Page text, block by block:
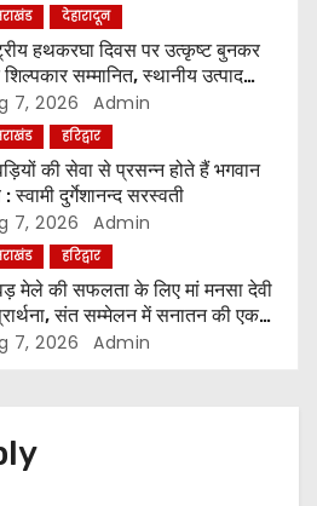
देहारादून
हथकरघा दिवस पर उत्कृष्ट बुनकर
सम्मानित, स्थानीय उत्पाद
का आह्वान
7, 2026 Admin
हरिद्वार
की सेवा से प्रसन्न होते हैं भगवान
: स्वामी दुर्गेशानन्द सरस्वती
7, 2026 Admin
हरिद्वार
मेले की सफलता के लिए मां मनसा देवी
संत सम्मेलन में सनातन की एकता
7, 2026 Admin